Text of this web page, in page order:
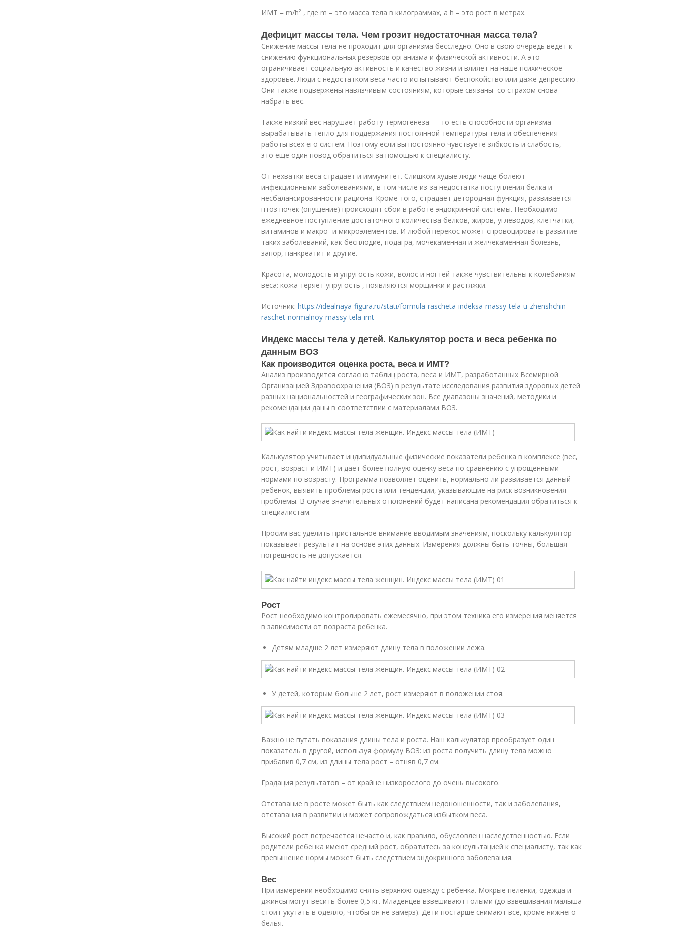
ИМТ = m/h² , где m – это масса тела в килограммах, а h – это рост в метрах.
Дефицит массы тела. Чем грозит недостаточная масса тела?
Снижение массы тела не проходит для организма бесследно. Оно в свою очередь ведет к
снижению функциональных резервов организма и физической активности. А это
ограничивает социальную активность и качество жизни и влияет на наше психическое
здоровье. Люди с недостатком веса часто испытывают беспокойство или даже депрессию .
Они также подвержены навязчивым состояниям, которые связаны со страхом снова
набрать вес.
Также низкий вес нарушает работу термогенеза — то есть способности организма
вырабатывать тепло для поддержания постоянной температуры тела и обеспечения
работы всех его систем. Поэтому если вы постоянно чувствуете зябкость и слабость, —
это еще один повод обратиться за помощью к специалисту.
От нехватки веса страдает и иммунитет. Слишком худые люди чаще болеют
инфекционными заболеваниями, в том числе из-за недостатка поступления белка и
несбалансированности рациона. Кроме того, страдает детородная функция, развивается
птоз почек (опущение) происходят сбои в работе эндокринной системы. Необходимо
ежедневное поступление достаточного количества белков, жиров, углеводов, клетчатки,
витаминов и макро- и микроэлементов. И любой перекос может спровоцировать развитие
таких заболеваний, как бесплодие, подагра, мочекаменная и желчекаменная болезнь,
запор, панкреатит и другие.
Красота, молодость и упругость кожи, волос и ногтей также чувствительны к колебаниям
веса: кожа теряет упругость , появляются морщинки и растяжки.
Источник: https://idealnaya-figura.ru/stati/formula-rascheta-indeksa-massy-tela-u-zhenshchin-
raschet-normalnoy-massy-tela-imt
Индекс массы тела у детей. Калькулятор роста и веса ребенка по
данным ВОЗ
Как производится оценка роста, веса и ИМТ?
Анализ производится согласно таблиц роста, веса и ИМТ, разработанных Всемирной
Организацией Здравоохранения (ВОЗ) в результате исследования развития здоровых детей
разных национальностей и географических зон. Все диапазоны значений, методики и
рекомендации даны в соответствии с материалами ВОЗ.
Калькулятор учитывает индивидуальные физические показатели ребенка в комплексе (вес,
рост, возраст и ИМТ) и дает более полную оценку веса по сравнению с упрощенными
нормами по возрасту. Программа позволяет оценить, нормально ли развивается данный
ребенок, выявить проблемы роста или тенденции, указывающие на риск возникновения
проблемы. В случае значительных отклонений будет написана рекомендация обратиться к
специалистам.
Просим вас уделить пристальное внимание вводимым значениям, поскольку калькулятор
показывает результат на основе этих данных. Измерения должны быть точны, большая
погрешность не допускается.
Рост
Рост необходимо контролировать ежемесячно, при этом техника его измерения меняется
в зависимости от возраста ребенка.
Детям младше 2 лет измеряют длину тела в положении лежа.
У детей, которым больше 2 лет, рост измеряют в положении стоя.
Важно не путать показания длины тела и роста. Наш калькулятор преобразует один
показатель в другой, используя формулу ВОЗ: из роста получить длину тела можно
прибавив 0,7 см, из длины тела рост – отняв 0,7 см.
Градация результатов – от крайне низкорослого до очень высокого.
Отставание в росте может быть как следствием недоношенности, так и заболевания,
отставания в развитии и может сопровождаться избытком веса.
Высокий рост встречается нечасто и, как правило, обусловлен наследственностью. Если
родители ребенка имеют средний рост, обратитесь за консультацией к специалисту, так как
превышение нормы может быть следствием эндокринного заболевания.
Вес
При измерении необходимо снять верхнюю одежду с ребенка. Мокрые пеленки, одежда и
джинсы могут весить более 0,5 кг. Младенцев взвешивают голыми (до взвешивания малыша
стоит укутать в одеяло, чтобы он не замерз). Дети постарше снимают все, кроме нижнего
белья.